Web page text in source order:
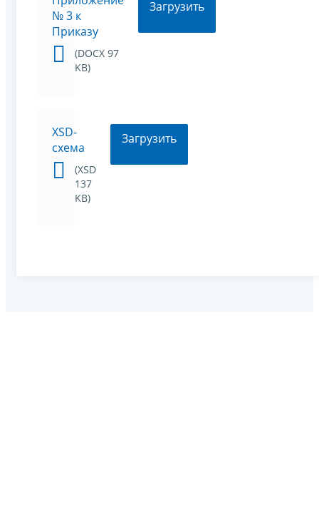
№ 3 к
Приказу
(DOCX 97
KB)
Загрузить
XSD-
схема
(XSD
137
KB)
Загрузить